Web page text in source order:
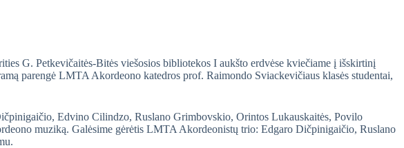
G. Petkevičaitės-Bitės viešosios bibliotekos I aukšto erdvėse kviečiame į išskirtinį
parengė LMTA Akordeono katedros prof. Raimondo Sviackevičiaus klasės studentai,
Edvino Cilindzo, Ruslano Grimbovskio, Orintos Lukauskaitės, Povilo
muziką. Galėsime gėrėtis LMTA Akordeonistų trio: Edgaro Dičpinigaičio, Ruslano